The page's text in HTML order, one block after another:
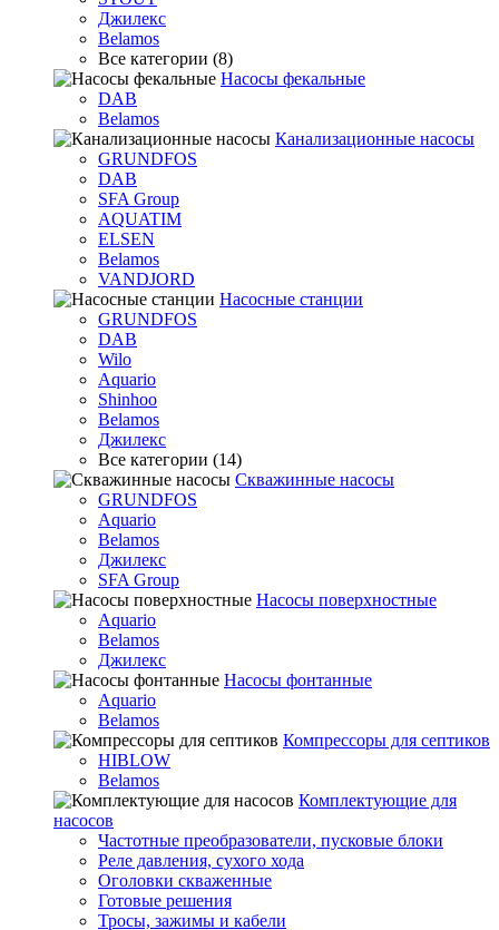
Джилекс
Belamos
Все категории (8)
Насосы фекальные
DAB
Belamos
Канализационные насосы
GRUNDFOS
DAB
SFA Group
AQUATIM
ELSEN
Belamos
VANDJORD
Насосные станции
GRUNDFOS
DAB
Wilo
Aquario
Shinhoo
Belamos
Джилекс
Все категории (14)
Скважинные насосы
GRUNDFOS
Aquario
Belamos
Джилекс
SFA Group
Насосы поверхностные
Aquario
Belamos
Джилекс
Насосы фонтанные
Aquario
Belamos
Компрессоры для септиков
HIBLOW
Belamos
Комплектующие для
насосов
Частотные преобразователи, пусковые блоки
Реле давления, сухого хода
Оголовки скваженные
Готовые решения
Тросы, зажимы и кабели